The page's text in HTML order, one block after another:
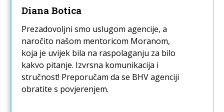
Diana Botica
Prezadovoljni smo uslugom agencije, a
naročito našom mentoricom Moranom,
koja je uvijek bila na raspolaganju za bilo
kakvo pitanje. Izvrsna komunikacija i
stručnost! Preporučam da se BHV agenciji
obratite s povjerenjem.